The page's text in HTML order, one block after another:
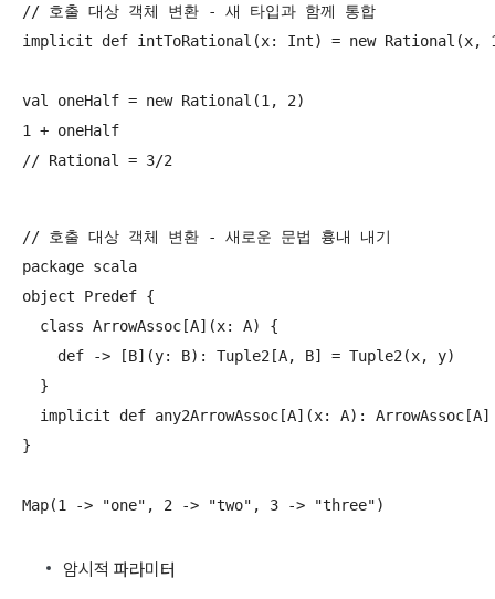
// 호출 대상 객체 변환 - 새 타입과 함께 통합
implicit def intToRational(x: Int) = new Rational(x,
val oneHalf = new Rational(1, 2)
1 + oneHalf
// 호출 대상 객체 변환 - 새로운 문법 흉내 내기
package scala
object Predef {
  class ArrowAssoc[A](x: A) {
    def -> [B](y: B): Tuple2[A, B] = Tuple2(x, y)
  }
implicit def any2ArrowAssoc[A](x: A):
}
암시적 파라미터